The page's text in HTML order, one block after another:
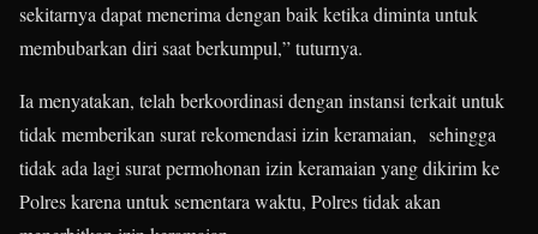
sekitarnya dapat menerima dengan baik ketika diminta untuk
membubarkan diri saat berkumpul,” tuturnya.
Ia menyatakan, telah berkoordinasi dengan instansi terkait untuk
tidak memberikan surat rekomendasi izin keramaian, sehingga
tidak ada lagi surat permohonan izin keramaian yang dikirim ke
Polres karena untuk sementara waktu, Polres tidak akan